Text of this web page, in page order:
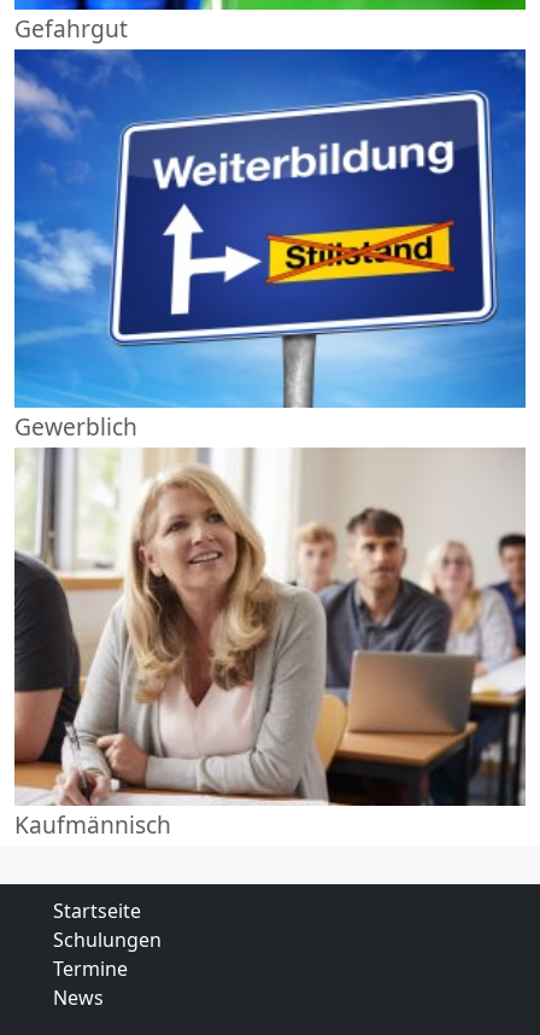
Gefahrgut
Gewerblich
Kaufmännisch
Startseite
Schulungen
Termine
News